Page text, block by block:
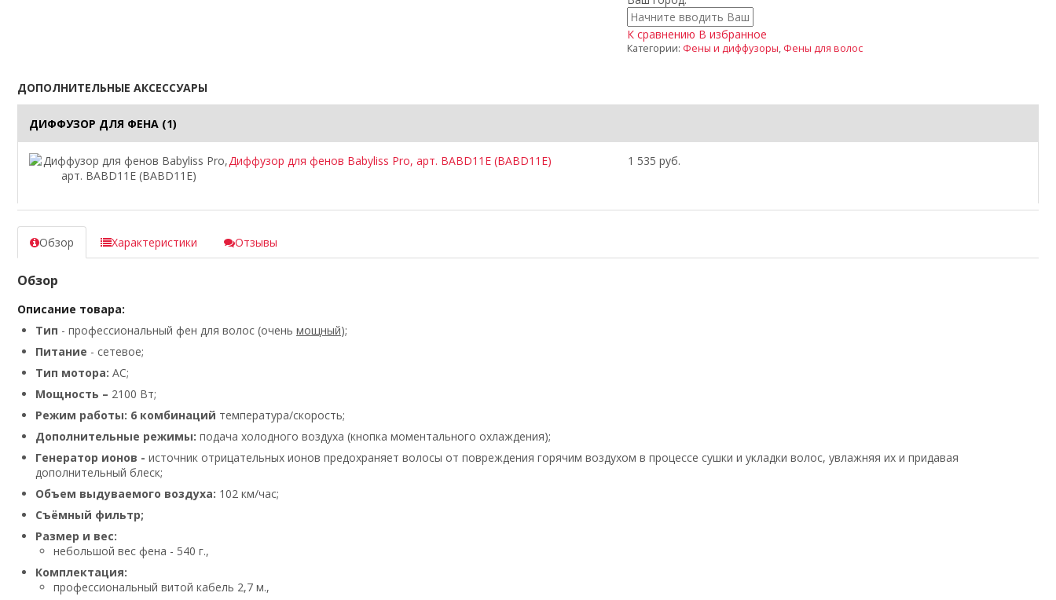
К сравнению В избранное
Категории: Фены и диффузоры, Фены для волос
ДОПОЛНИТЕЛЬНЫЕ АКСЕССУАРЫ
ДИФФУЗОР ДЛЯ ФЕНА (1)
Диффузор для фенов Babyliss Pro, арт. BABD11E (BABD11E) 1 535 руб.
Обзор Характеристики Отзывы
Обзор
Описание товара:
Тип - профессиональный фен для волос (очень мощный);
Питание - сетевое;
Тип мотора: AC;
Мощность – 2100 Вт;
Режим работы: 6 комбинаций температура/скорость;
Дополнительные режимы: подача холодного воздуха (кнопка моментального охлаждения);
Генератор ионов - источник отрицательных ионов предохраняет волосы от повреждения горячим воздухом в процессе сушки и укладки волос, увлажняя их и придавая
дополнительный блеск;
Объем выдуваемого воздуха: 102 км/час;
Съёмный фильтр;
Размер и вес:
небольшой вес фена - 540 г.,
Комплектация:
профессиональный витой кабель 2,7 м.,